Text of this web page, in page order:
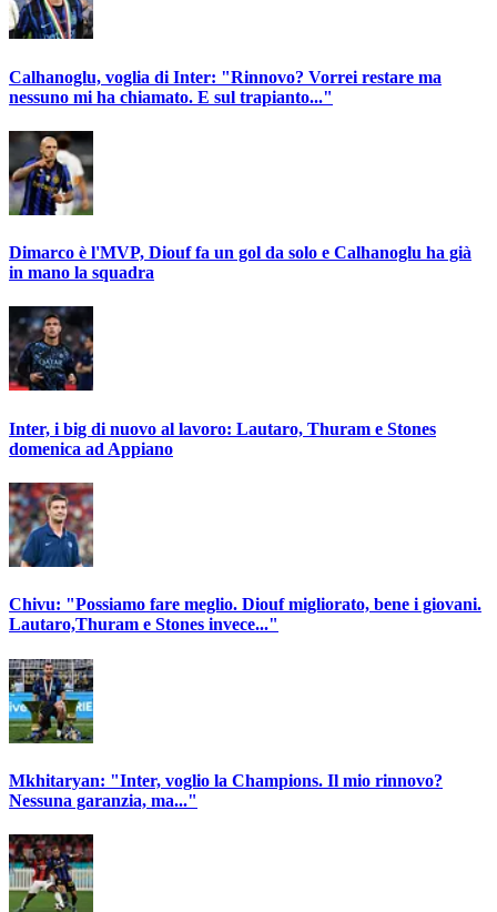
Calhanoglu, voglia di Inter: "Rinnovo? Vorrei restare ma
nessuno mi ha chiamato. E sul trapianto..."
Dimarco è l'MVP, Diouf fa un gol da solo e Calhanoglu ha già
in mano la squadra
Inter, i big di nuovo al lavoro: Lautaro, Thuram e Stones
domenica ad Appiano
Chivu: "Possiamo fare meglio. Diouf migliorato, bene i giovani.
Lautaro,Thuram e Stones invece..."
Mkhitaryan: "Inter, voglio la Champions. Il mio rinnovo?
Nessuna garanzia, ma..."